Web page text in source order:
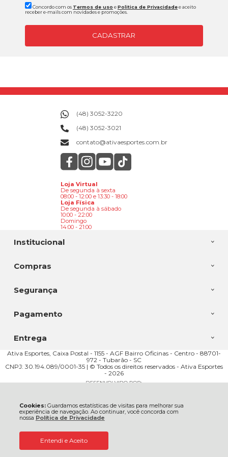
Cookies: Guardamos estatísticas de visitas para melhorar sua
experiência de navegação. Ao continuar, você concorda com
nossa Política de Privacidade
Entendi e Aceito
Nesta categoria, você vai descobrir muito
sapatos: nossos calçados possuem a
garantia de qualidade que só asmarcas
mais usadas e admiradasno mundo do
esporte - como Nike, Adidas, Puma,
Todos eles são projetados com a missão de
abraçar seus pés com o máximo de
conforto e segurança possíveis. E acredite,
Concordo com os Termos de uso ePolitica de Privacidadee aceito
receber e-mails com novidades e promoções.
CADASTRAR
Institucional
Compras
(48) 3052-3220
(48) 3052-3021
contato@ativaesportes.com.br
Loja Virtual
De segunda à sexta
08:00 - 12:00 e 13:30 - 18:00
Loja Física
De segunda à sábado
10:00 - 22:00
Domingo
14:00 - 21:00
Segurança
Pagamento
Entrega
Ativa Esportes, Caixa Postal - 1155 - AGF Bairro Oficinas - Centro - 88701-
972 - Tubarão - SC
CNPJ: 30.194.089/0001-35 | © Todos os direitos reservados - Ativa Esportes
- 2026